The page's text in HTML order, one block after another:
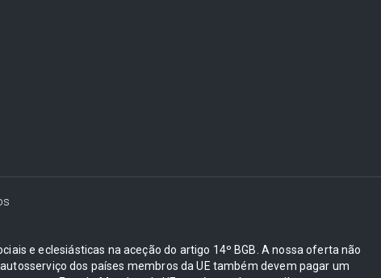
e eclesiásticas na aceção do artigo 14º BGB. A nossa oferta não
dos países membros da UE também devem pagar um